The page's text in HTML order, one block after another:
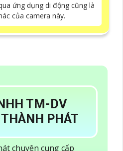
ứng dụng di động cũng là
của camera này.
TM-DV
PHÁT
chuyên cung cấp